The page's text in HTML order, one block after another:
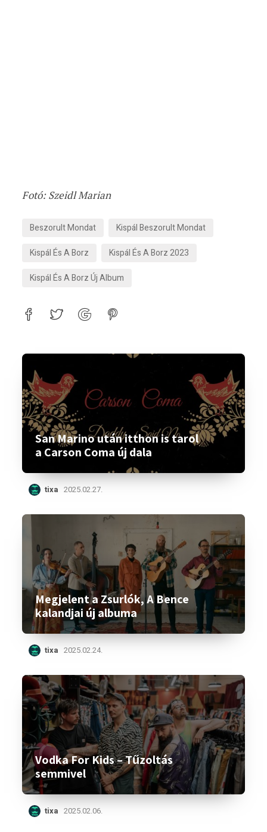
Fotó:Szeidl Marian
Beszorult Mondat
Kispál Beszorult Mondat
Kispál És A Borz
Kispál És A Borz 2023
Kispál És A Borz Új Album
San Marino után itthon is tarol
a Carson Coma új dala
tixa 2025.02.27.
Megjelent a Zsurlók, A Bence
kalandjai új albuma
tixa 2025.02.24.
Vodka For Kids – Tűzoltás
semmivel
tixa 2025.02.06.